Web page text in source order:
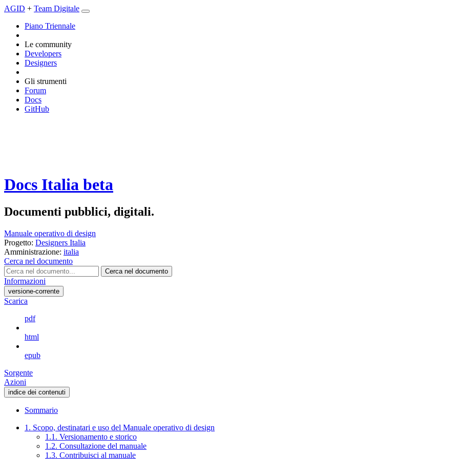
AGID + Team Digitale
Piano Triennale
Le community
Developers
Designers
Gli strumenti
Forum
Docs
GitHub
Docs Italia beta
Documenti pubblici, digitali.
Manuale operativo di design
Progetto: Designers Italia
Amministrazione: italia
Cerca nel documento
Cerca nel documento
Informazioni
versione-corrente
Scarica
pdf
html
epub
Sorgente
Azioni
indice dei contenuti
Sommario
1. Scopo, destinatari e uso del Manuale operativo di design
1.1. Versionamento e storico
1.2. Consultazione del manuale
1.3. Contribuisci al manuale